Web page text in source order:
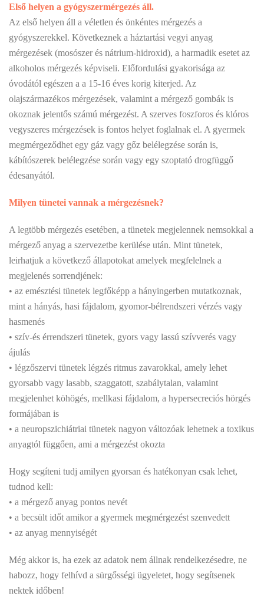
Első helyen a gyógyszermérgezés áll.
Az első helyen áll a véletlen és önkéntes mérgezés a
gyógyszerekkel. Következnek a háztartási vegyi anyag
mérgezések (mosószer és nátrium-hidroxid), a harmadik esetet az
alkoholos mérgezés képviseli. Előfordulási gyakorisága az
óvodától egészen a a 15-16 éves korig kiterjed. Az
olajszármazékos mérgezések, valamint a mérgező gombák is
okoznak jelentős számú mérgezést. A szerves foszforos és klóros
vegyszeres mérgezések is fontos helyet foglalnak el. A gyermek
megmérgeződhet egy gáz vagy gőz belélegzése során is,
kábítószerek belélegzése során vagy egy szoptató drogfüggő
édesanyától.
Milyen tünetei vannak a mérgezésnek?
A legtöbb mérgezés esetében, a tünetek megjelennek nemsokkal a
mérgező anyag a szervezetbe kerülése után. Mint tünetek,
leirhatjuk a következő állapotokat amelyek megfelelnek a
megjelenés sorrendjének:
• az emésztési tünetek legfőképp a hányingerben mutatkoznak,
mint a hányás, hasi fájdalom, gyomor-bélrendszeri vérzés vagy
hasmenés
• szív-és érrendszeri tünetek, gyors vagy lassú szívverés vagy
ájulás
• légzőszervi tünetek légzés ritmus zavarokkal, amely lehet
gyorsabb vagy lasabb, szaggatott, szabálytalan, valamint
megjelenhet köhögés, mellkasi fájdalom, a hypersecreciós hörgés
formájában is
• a neuropszichiátriai tünetek nagyon változóak lehetnek a toxikus
anyagtól függően, ami a mérgezést okozta
Hogy segíteni tudj amilyen gyorsan és hatékonyan csak lehet,
tudnod kell:
• a mérgező anyag pontos nevét
• a becsült időt amikor a gyermek megmérgezést szenvedett
• az anyag mennyiségét
Még akkor is, ha ezek az adatok nem állnak rendelkezésedre, ne
habozz, hogy felhívd a sürgősségi ügyeletet, hogy segítsenek
nektek időben!